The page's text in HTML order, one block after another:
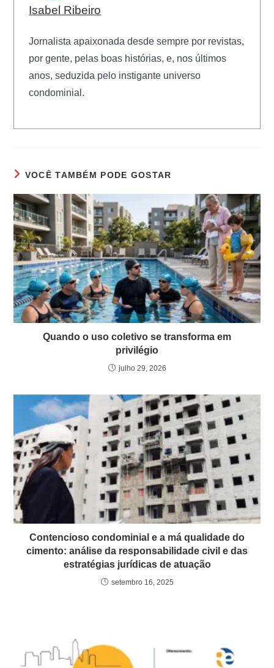
Isabel Ribeiro
Jornalista apaixonada desde sempre por revistas,
por gente, pelas boas histórias, e, nos últimos
anos, seduzida pelo instigante universo
condominial.
VOCÊ TAMBÉM PODE GOSTAR
Quando o uso coletivo se transforma em
privilégio
julho 29, 2026
Contencioso condominial e a má qualidade do
cimento: análise da responsabilidade civil e das
estratégias jurídicas de atuação
setembro 16, 2025